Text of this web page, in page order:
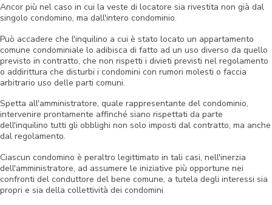
Ancor più nel caso in cui la veste di locatore sia rivestita non già dal
singolo condomino, ma dall'intero condominio.
Può accadere che l'inquilino a cui è stato locato un appartamento
comune condominiale lo adibisca di fatto ad un uso diverso da quello
previsto in contratto, che non rispetti i divieti previsti nel regolamento
o addirittura che disturbi i condomini con rumori molesti o faccia
arbitrario uso delle parti comuni.
Spetta all'amministratore, quale rappresentante del condominio,
intervenire prontamente affinché siano rispettati da parte
dell'inquilino tutti gli obblighi non solo imposti dal contratto, ma anche
dal regolamento.
Ciascun condomino è peraltro legittimato in tali casi, nell'inerzia
dell'amministratore, ad assumere le iniziative più opportune nei
confronti del conduttore del bene comune, a tutela degli interessi sia
propri e sia della collettività dei condomini